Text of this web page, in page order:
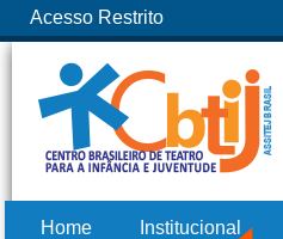
Acesso Restrito
Home Institucional